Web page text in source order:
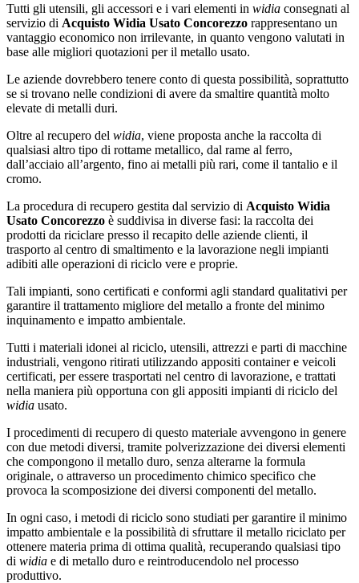
Tutti gli utensili, gli accessori e i vari elementi in widia consegnati al
servizio di Acquisto Widia Usato Concorezzo rappresentano un
vantaggio economico non irrilevante, in quanto vengono valutati in
base alle migliori quotazioni per il metallo usato.
Le aziende dovrebbero tenere conto di questa possibilità, soprattutto
se si trovano nelle condizioni di avere da smaltire quantità molto
elevate di metalli duri.
Oltre al recupero del widia, viene proposta anche la raccolta di
qualsiasi altro tipo di rottame metallico, dal rame al ferro,
dall’acciaio all’argento, fino ai metalli più rari, come il tantalio e il
cromo.
La procedura di recupero gestita dal servizio di Acquisto Widia
Usato Concorezzo è suddivisa in diverse fasi: la raccolta dei
prodotti da riciclare presso il recapito delle aziende clienti, il
trasporto al centro di smaltimento e la lavorazione negli impianti
adibiti alle operazioni di riciclo vere e proprie.
Tali impianti, sono certificati e conformi agli standard qualitativi per
garantire il trattamento migliore del metallo a fronte del minimo
inquinamento e impatto ambientale.
Tutti i materiali idonei al riciclo, utensili, attrezzi e parti di macchine
industriali, vengono ritirati utilizzando appositi container e veicoli
certificati, per essere trasportati nel centro di lavorazione, e trattati
nella maniera più opportuna con gli appositi impianti di riciclo del
widia usato.
I procedimenti di recupero di questo materiale avvengono in genere
con due metodi diversi, tramite polverizzazione dei diversi elementi
che compongono il metallo duro, senza alterarne la formula
originale, o attraverso un procedimento chimico specifico che
provoca la scomposizione dei diversi componenti del metallo.
In ogni caso, i metodi di riciclo sono studiati per garantire il minimo
impatto ambientale e la possibilità di sfruttare il metallo riciclato per
ottenere materia prima di ottima qualità, recuperando qualsiasi tipo
di widia e di metallo duro e reintroducendolo nel processo
produttivo.